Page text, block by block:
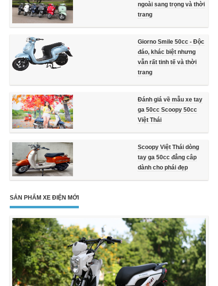
ngoài sang trọng và thời
trang
Giorno Smile 50cc - Độc
đáo, khác biệt nhưng
vẫn rất tinh tế và thời
trang
Đánh giá về mẫu xe tay
ga 50cc Scoopy 50cc
Việt Thái
Scoopy Việt Thái dòng
tay ga 50cc đẳng câp
dành cho phái đẹp
SẢN PHẨM XE ĐIỆN MỚI